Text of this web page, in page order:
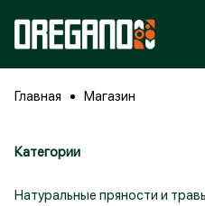
Главная Магазин
Категории
Натуральные пряности и